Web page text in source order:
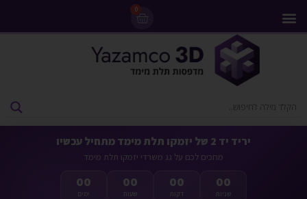
0
יריד יד 2 של יזמקו תלת מימד מתחיל עכשיו
מחכים לכם על גג משרדי יזמקו תלת מימד
00
ימים
00
שעות
00
דקות
00
שניות